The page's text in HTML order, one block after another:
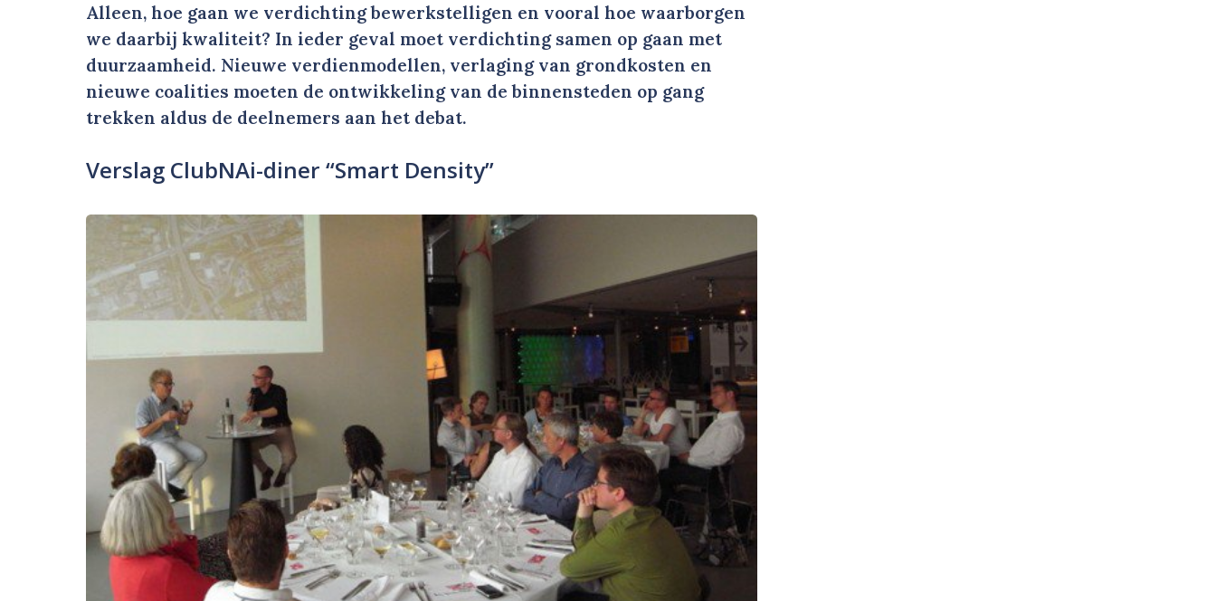
Alleen, hoe gaan we verdichting bewerkstelligen en vooral hoe waarborgen
we daarbij kwaliteit? In ieder geval moet verdichting samen op gaan met
duurzaamheid. Nieuwe verdienmodellen, verlaging van grondkosten en
nieuwe coalities moeten de ontwikkeling van de binnensteden op gang
trekken aldus de deelnemers aan het debat.
Verslag ClubNAi-diner “Smart Density”